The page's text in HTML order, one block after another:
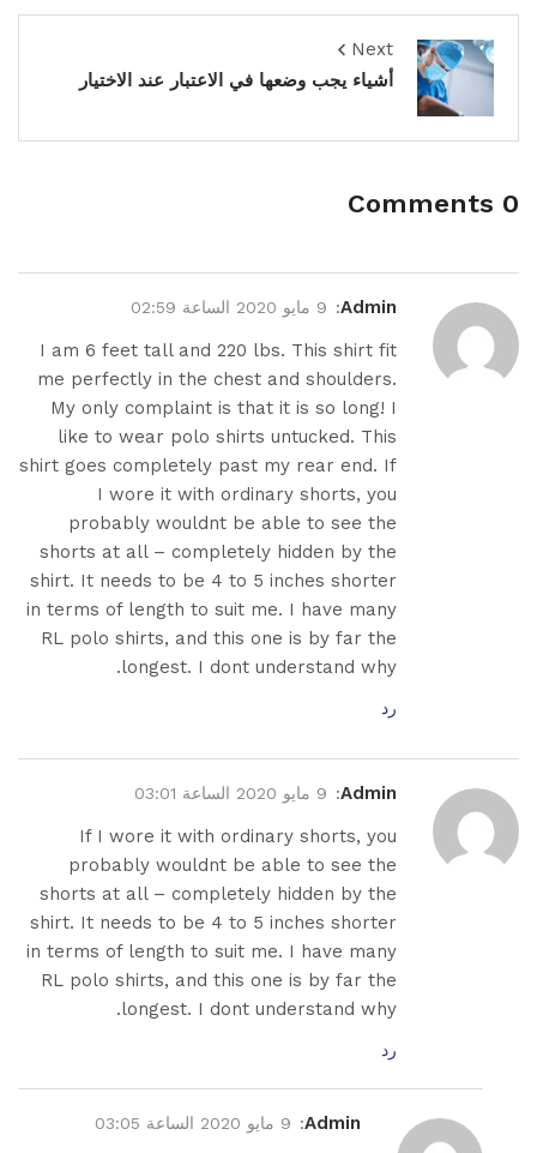
Next
أشياء يجب وضعها في الاعتبار عند الاختيار
0 Comments
Admin
: 9 مايو 2020 الساعة 02:59
I am 6 feet tall and 220 lbs. This shirt fit
me perfectly in the chest and shoulders.
My only complaint is that it is so long! I
like to wear polo shirts untucked. This
shirt goes completely past my rear end. If
I wore it with ordinary shorts, you
probably wouldnt be able to see the
shorts at all – completely hidden by the
shirt. It needs to be 4 to 5 inches shorter
in terms of length to suit me. I have many
RL polo shirts, and this one is by far the
longest. I dont understand why.
رد
Admin
: 9 مايو 2020 الساعة 03:01
If I wore it with ordinary shorts, you
probably wouldnt be able to see the
shorts at all – completely hidden by the
shirt. It needs to be 4 to 5 inches shorter
in terms of length to suit me. I have many
RL polo shirts, and this one is by far the
longest. I dont understand why.
رد
Admin
: 9 مايو 2020 الساعة 03:05